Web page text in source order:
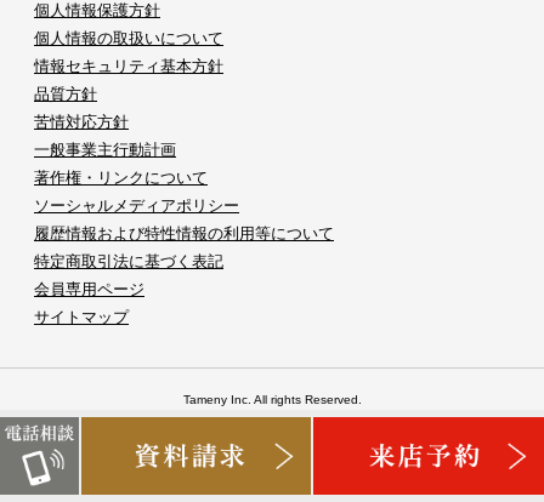
個人情報保護方針
個人情報の取扱いについて
情報セキュリティ基本方針
品質方針
苦情対応方針
一般事業主行動計画
著作権・リンクについて
ソーシャルメディアポリシー
履歴情報および特性情報の利用等について
特定商取引法に基づく表記
会員専用ページ
サイトマップ
Tameny Inc. All rights Reserved.